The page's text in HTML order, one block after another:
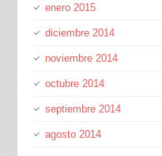
enero 2015
diciembre 2014
noviembre 2014
octubre 2014
septiembre 2014
agosto 2014